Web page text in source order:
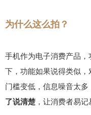
为什么这么拍？
手机作为电子消费产品
下，功能如果说得类似
门槛变低，信息噪音太多
了说清楚 ，让消费者易记